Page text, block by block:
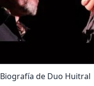
Biografía de Duo Huitral